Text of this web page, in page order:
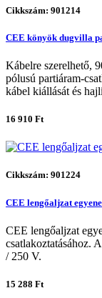
Cikkszám: 901214
CEE könyök dugvilla
Kábelre szerelhető,
pólusú partiáram-
kábel kiállását és
16 910 Ft
Cikkszám: 901224
CEE lengőaljzat
CEE lengőaljzat
csatlakoztatásához.
/ 250 V.
15 288 Ft